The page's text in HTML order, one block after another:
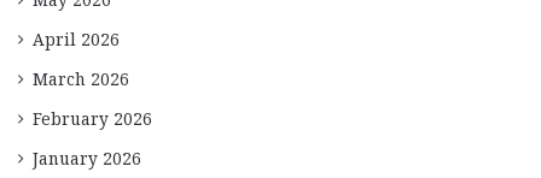
April 2026
March 2026
February 2026
January 2026